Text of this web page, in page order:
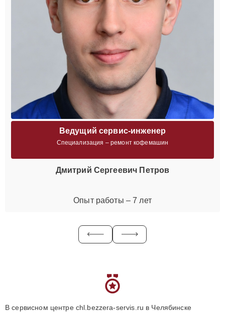
Ведущий сервис-инженер
Специализация – ремонт кофемашин
Дмитрий Сергеевич Петров
Опыт работы – 7 лет
В сервисном центре chl.bezzera-servis.ru в Челябинске